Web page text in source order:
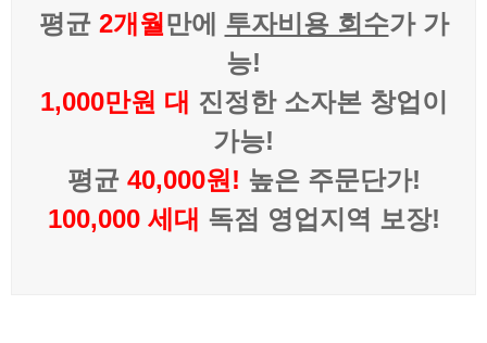
평균 2개월만에 투자비용 회수가 가
능!
1,000만원 대 진정한 소자본 창업이
가능!
평균 40,000원! 높은 주문단가!
100,000 세대 독점 영업지역 보장!